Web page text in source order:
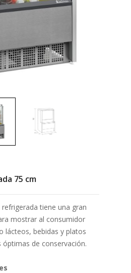
75 cm
tiene una gran
mostrar al consumidor
lácteos, bebidas y platos
de conservación.